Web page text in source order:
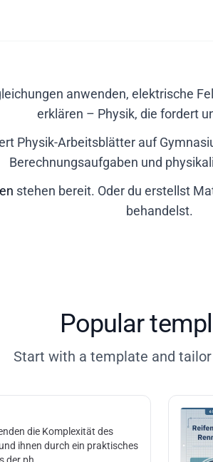
anwenden, elektrische
erklären – Physik, die fordert
Physik-Arbeitsblätter auf
Berechnungsaufgaben und
stehen bereit. Oder du erstellst
behandelst.
Popular
Start with a template and
die Komplexität des
ihnen durch ein praktisches